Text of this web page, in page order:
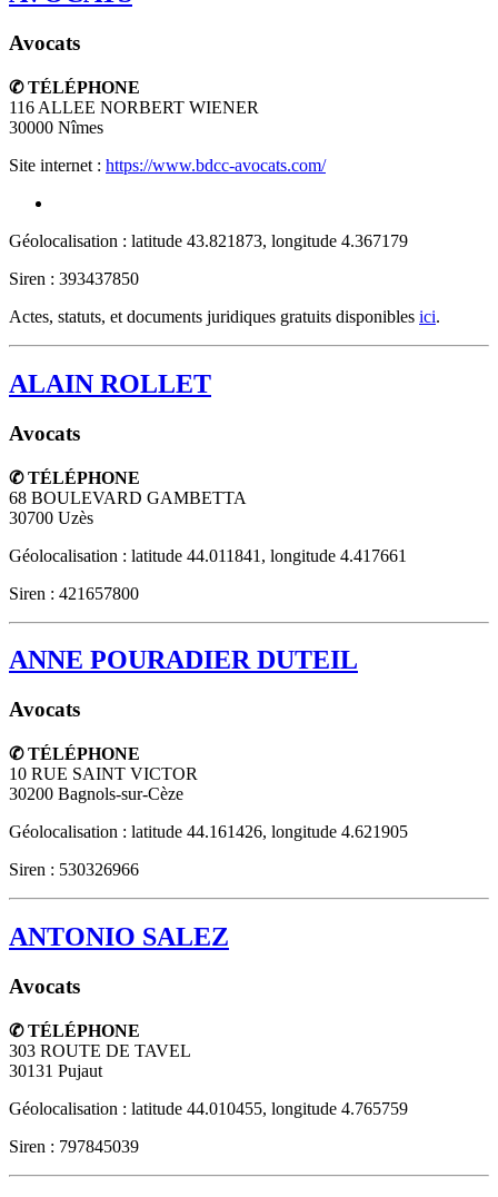
Avocats
✆ TÉLÉPHONE
116 ALLEE NORBERT WIENER
30000 Nîmes
Site internet : https://www.bdcc-avocats.com/
Géolocalisation : latitude 43.821873, longitude 4.367179
Siren : 393437850
Actes, statuts, et documents juridiques gratuits disponibles ici.
ALAIN ROLLET
Avocats
✆ TÉLÉPHONE
68 BOULEVARD GAMBETTA
30700 Uzès
Géolocalisation : latitude 44.011841, longitude 4.417661
Siren : 421657800
ANNE POURADIER DUTEIL
Avocats
✆ TÉLÉPHONE
10 RUE SAINT VICTOR
30200 Bagnols-sur-Cèze
Géolocalisation : latitude 44.161426, longitude 4.621905
Siren : 530326966
ANTONIO SALEZ
Avocats
✆ TÉLÉPHONE
303 ROUTE DE TAVEL
30131 Pujaut
Géolocalisation : latitude 44.010455, longitude 4.765759
Siren : 797845039